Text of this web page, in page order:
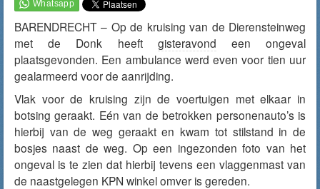
BARENDRECHT – Op de kruising van de Dierensteinweg
met de Donk heeft gisteravond een ongeval
plaatsgevonden. Een ambulance werd even voor tien uur
gealarmeerd voor de aanrijding.
Vlak voor de kruising zijn de voertuigen met elkaar in
botsing geraakt. Eén van de betrokken personenauto’s is
hierbij van de weg geraakt en kwam tot stilstand in de
bosjes naast de weg. Op een ingezonden foto van het
ongeval is te zien dat hierbij tevens een vlaggenmast van
de naastgelegen KPN winkel omver is gereden.